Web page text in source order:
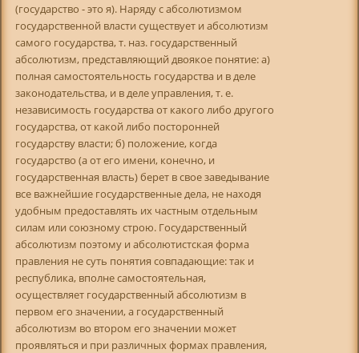
(государство - это я). Наряду с абсолютизмом
государственной власти существует и абсолютизм
самого государства, т. наз. государственный
абсолютизм, представляющий двоякое понятие: а)
полная самостоятельность государства и в деле
законодательства, и в деле управления, т. е.
независимость государства от какого либо другого
государства, от какой либо посторонней
государству власти; б) положение, когда
государство (а от его имени, конечно, и
государственная власть) берет в свое заведывание
все важнейшие государственные дела, не находя
удобным предоставлять их частным отдельным
силам или союзному строю. Государственный
абсолютизм поэтому и абсолютистская форма
правления не суть понятия совпадающие: так и
республика, вполне самостоятельная,
осуществляет государственный абсолютизм в
первом его значении, а государственный
абсолютизм во втором его значении может
проявляться и при различных формах правления,